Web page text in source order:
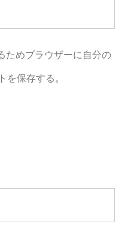
ためブラウザーに自分の
を保存する。